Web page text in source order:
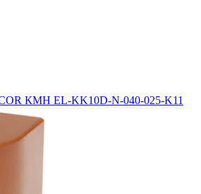
КМН EL-KK10D-N-040-025-K11